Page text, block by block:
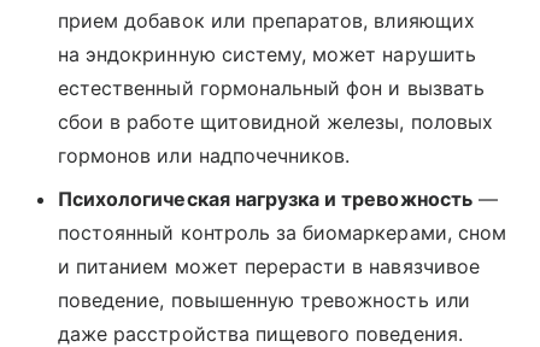
прием добавок или препаратов, влияющих
на эндокринную систему, может нарушить
естественный гормональный фон и вызвать
сбои в работе щитовидной железы, половых
гормонов или надпочечников.
Психологическая нагрузка и тревожность—
постоянный контроль за биомаркерами, сном
и питанием может перерасти в навязчивое
поведение, повышенную тревожность или
даже расстройства пищевого поведения.